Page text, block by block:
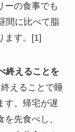
ーの食事でも
間に比べて脂
ます。[1]
終えることを
えることで睡
す。帰宅が遅
先食べし、